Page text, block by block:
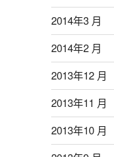
2014年3 月
2014年2 月
2013年12 月
2013年11 月
2013年10 月